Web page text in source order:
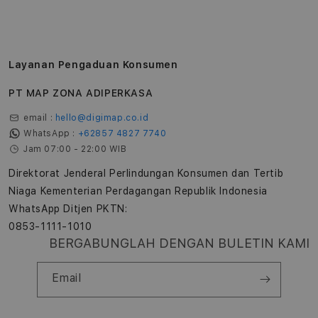
Layanan Pengaduan Konsumen
PT MAP ZONA ADIPERKASA
email : hello@digimap.co.id
WhatsApp : +62857 4827 7740
Jam 07:00 - 22:00 WIB
Direktorat Jenderal Perlindungan Konsumen dan Tertib
Niaga Kementerian Perdagangan Republik Indonesia
WhatsApp Ditjen PKTN:
0853-1111-1010
BERGABUNGLAH DENGAN BULETIN KAMI
Email